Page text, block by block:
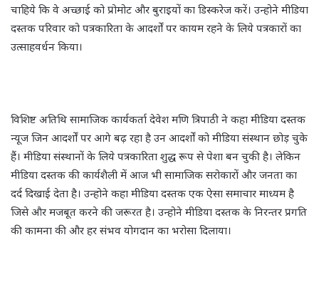
चाहिये कि वे अच्छाई को प्रोमोट और बुराइयों का डिस्करेज करें। उन्होने मीडिया
दस्तक परिवार को पत्रकारिता के आदर्शों पर कायम रहने के लिये पत्रकारों का
उत्साहवर्धन किया।
विशिष्ट अतिथि सामाजिक कार्यकर्ता देवेश मणि त्रिपाठी ने कहा मीडिया दस्तक
न्यूज जिन आदर्शों पर आगे बढ़ रहा है उन आदर्शों को मीडिया संस्थान छोड़ चुके
हैं। मीडिया संस्थानों के लिये पत्रकारिता शुद्ध रूप से पेशा बन चुकी है। लेकिन
मीडिया दस्तक की कार्यशैली में आज भी सामाजिक सरोकारों और जनता का
दर्द दिखाई देता है। उन्होने कहा मीडिया दस्तक एक ऐसा समाचार माध्यम है
जिसे और मजबूत करने की जरूरत है। उन्होने मीडिया दस्तक के निरन्तर प्रगति
की कामना की और हर संभव योगदान का भरोसा दिलाया।